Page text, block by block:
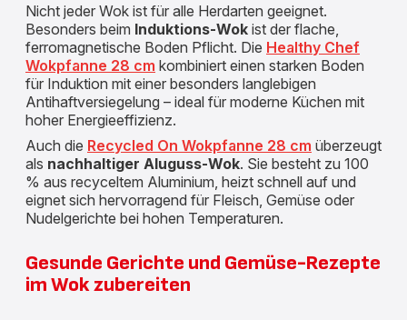
Nicht jeder Wok ist für alle Herdarten geeignet.
Besonders beim Induktions-Wok ist der flache,
ferromagnetische Boden Pflicht. Die Healthy Chef
Wokpfanne 28 cm kombiniert einen starken Boden
für Induktion mit einer besonders langlebigen
Antihaftversiegelung – ideal für moderne Küchen mit
hoher Energieeffizienz.
Auch die Recycled On Wokpfanne 28 cm überzeugt
als nachhaltiger Aluguss-Wok. Sie besteht zu 100
% aus recyceltem Aluminium, heizt schnell auf und
eignet sich hervorragend für Fleisch, Gemüse oder
Nudelgerichte bei hohen Temperaturen.
Gesunde Gerichte und Gemüse-Rezepte
im Wok zubereiten